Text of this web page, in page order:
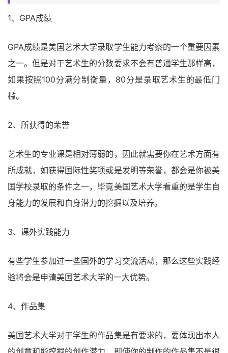
1、GPA成绩
GPA成绩是美国艺术大学录取学生能力考察的一个重要因素
之一。但是对于艺术生的分数要求不会有普通学生那样高，
如果按照100分满分制衡量，80分是录取艺术生的最低门
槛。
2、所获得的荣誉
艺术生的专业课是相对薄弱的，因此就需要你在艺术方面有
所成就，如获得国际性奖项或是发明等荣誉，都会是你被美
国学校录取的条件之一，毕竟美国艺术大学看重的是学生自
身能力的发展和自身潜力的挖掘以及培养。
3、课外实践能力
有些学生参加过一些国外的学习交流活动，那么这些实践经
验将会是申请美国艺术大学的一大优势。
4、作品集
美国艺术大学对于学生的作品集是有要求的，要体现出本人